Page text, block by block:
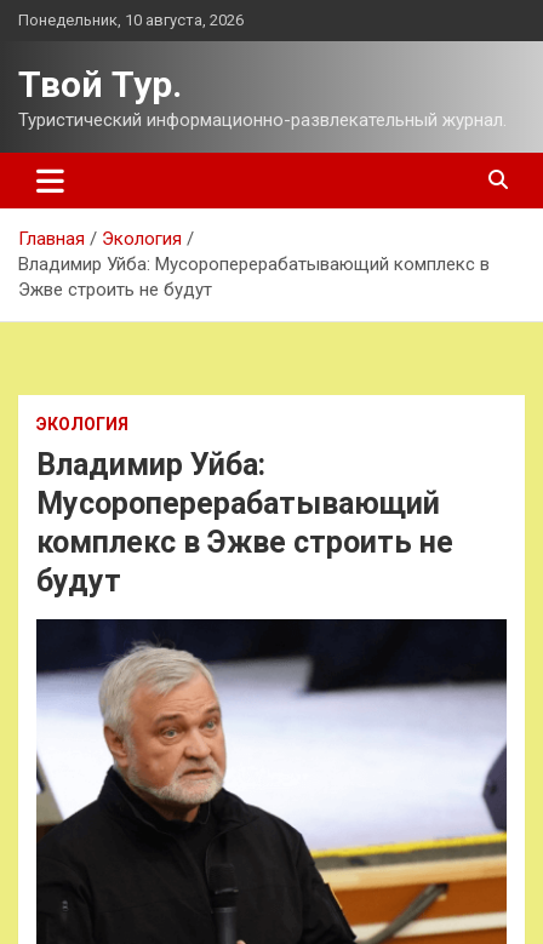
Перейти
Понедельник, 10 августа, 2026
Твой Тур.
Туристический информационно-развлекательный журнал.
Главная
Экология
Владимир Уйба: Мусороперерабатывающий комплекс в
Эжве строить не будут
ЭКОЛОГИЯ
Владимир Уйба:
Мусороперерабатывающий
комплекс в Эжве строить не
будут